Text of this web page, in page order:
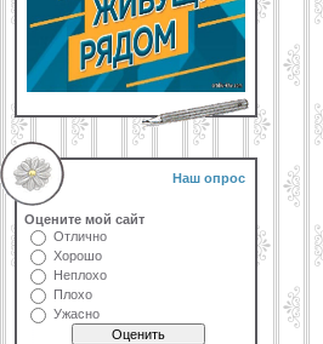
Наш опрос
Оцените мой сайт
Отлично
Хорошо
Неплохо
Плохо
Ужасно